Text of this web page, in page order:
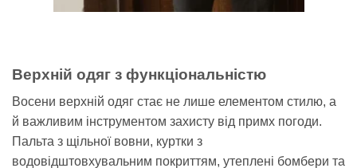
Верхній одяг з функціональністю
Восени верхній одяг стає не лише елементом стилю, а
й важливим інструментом захисту від примх погоди.
Пальта з щільної вовни, куртки з
водовідштовхувальним покриттям, утеплені бомбери та